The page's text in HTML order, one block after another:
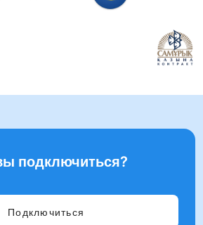
подключиться?
Подключиться